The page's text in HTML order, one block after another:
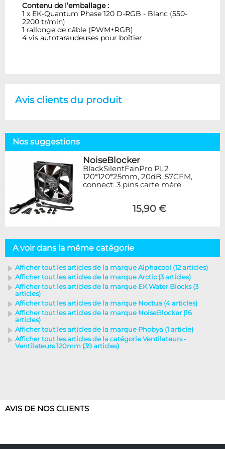
Contenu de l’emballage :
1 x EK-Quantum Phase 120 D-RGB - Blanc (550-
2200 tr/min)
1 rallonge de câble (PWM+RGB)
4 vis autotaraudeuses pour boîtier
Avis clients du produit
Nos suggestions
NoiseBlocker
BlackSilentFanPro PL2
120*120*25mm, 20dB, 57CFM,
connect. 3 pins carte mère
15,90 €
A voir dans la même catégorie
Afficher tout les articles de la marque Alphacool (12 articles)
Afficher tout les articles de la marque Arctic (3 articles)
Afficher tout les articles de la marque EK Water Blocks (3
articles)
Afficher tout les articles de la marque Noctua (4 articles)
Afficher tout les articles de la marque NoiseBlocker (16
articles)
Afficher tout les articles de la marque Phobya (1 article)
Afficher tout les articles de la catégorie Ventilateurs -
Ventilateurs 120mm (39 articles)
AVIS DE NOS CLIENTS